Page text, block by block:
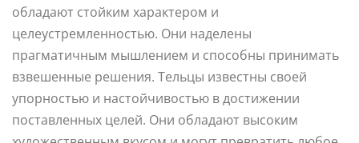
обладают стойким характером и
целеустремленностью. Они наделены
прагматичным мышлением и способны принимать
взвешенные решения. Тельцы известны своей
упорностью и настойчивостью в достижении
поставленных целей. Они обладают высоким